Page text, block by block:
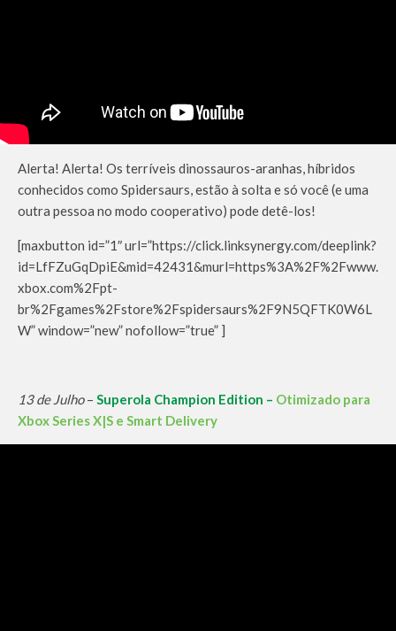
Alerta! Alerta! Os terríveis dinossauros-aranhas, híbridos
conhecidos como Spidersaurs, estão à solta e só você (e uma
outra pessoa no modo cooperativo) pode detê-los!
[maxbutton id=”1″ url=”https://click.linksynergy.com/deeplink?
id=LfFZuGqDpiE&mid=42431&murl=https%3A%2F%2Fwww.
xbox.com%2Fpt-
br%2Fgames%2Fstore%2Fspidersaurs%2F9N5QFTK0W6L
W” window=”new” nofollow=”true” ]
13 de Julho– Superola Champion Edition – Otimizado para
Xbox Series X|S e Smart Delivery